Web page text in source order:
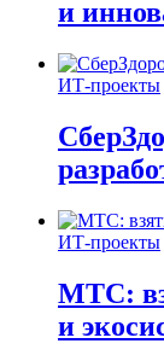
и
ИТ-проекты
ИТ-проекты
МТС:
и